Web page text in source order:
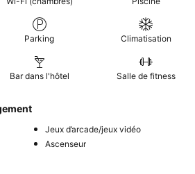
Parking Climatisation
Bar dans l'hôtel Salle de fitness
Jeux d’arcade/jeux vidéo
Ascenseur